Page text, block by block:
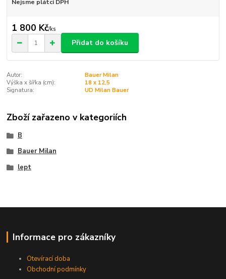
Nejsme plátci DPH
1 800 Kč/ks
Přidat do košíku
Autor:
Bauer Milan
Výška x šířka (cm):
18 x 12,5
Signatura:
UD Milan Bauer
Zboží zařazeno v kategoriích
B
Bauer Milan
lept
Informace pro zákazníky
Otevírací doba
Obchodní podmínky